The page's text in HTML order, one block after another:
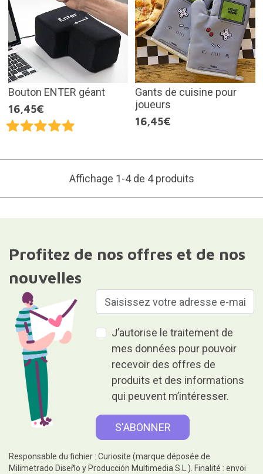
Bouton ENTER géant
16,45€
Gants de cuisine pour
joueurs
16,45€
Affichage 1-4 de 4 produits
Profitez de nos offres et de nos
nouvelles
J’autorise le traitement de
mes données pour pouvoir
recevoir des offres de
produits et des informations
qui peuvent m’intéresser.
Responsable du fichier : Curiosite (marque déposée de
Milimetrado Diseño y Producción Multimedia S.L.). Finalité : envoi